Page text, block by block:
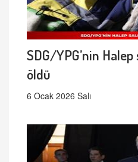
SDG/YPG’nin Halep
öldü
6 Ocak 2026 Salı